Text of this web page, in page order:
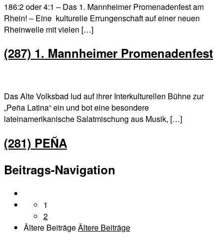
186:2 oder 4:1 – Das 1. Mannheimer Promenadenfest am
Rhein! – Eine kulturelle Errungenschaft auf einer neuen
Rheinwelle mit vielen […]
(287) 1. Mannheimer Promenadenfest
Das Alte Volksbad lud auf ihrer Interkulturellen Bühne zur
„Peña Latina“ ein und bot eine besondere
lateinamerikanische Salatmischung aus Musik, […]
(281) PEÑA
Beitrags-Navigation
1
2
Ältere BeiträgeÄltere Beiträge